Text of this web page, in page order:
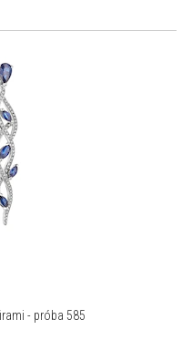
- próba 585